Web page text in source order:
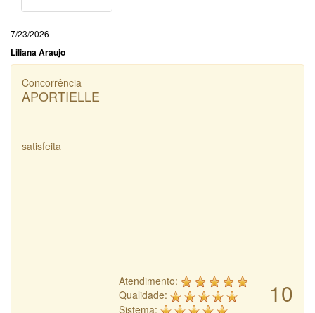
7/23/2026
Liliana Araujo
Concorrência
APORTIELLE
satisfeita
10
Atendimento:
Qualidade:
Sistema: